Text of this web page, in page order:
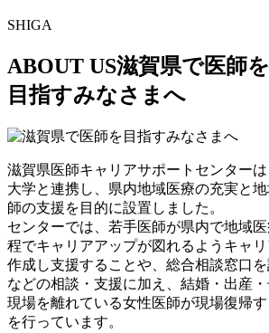
SHIGA
ABOUT US滋賀県で医師を
目指すみなさまへ
滋賀県医師キャリアサポートセンター
大学と連携し、県内地域医療の充実と
師の支援を目的に設置しました。
センターでは、若手医師が県内で地域
程でキャリアアップが図れるようキャ
作成し支援することや、総合相談窓口
などの相談・支援に加え、結婚・出産
現場を離れている女性医師が現場復帰
を行っています。